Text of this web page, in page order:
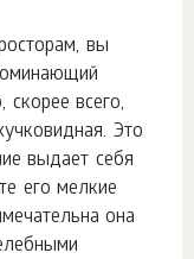
вы
всего,
Это
выдает себя
его мелкие
она